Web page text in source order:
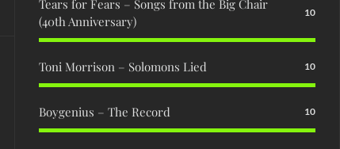
Tears for Fears – Songs from the Big Chair
(40th Anniversary)
10
Toni Morrison – Solomons Lied 10
Boygenius – The Record 10